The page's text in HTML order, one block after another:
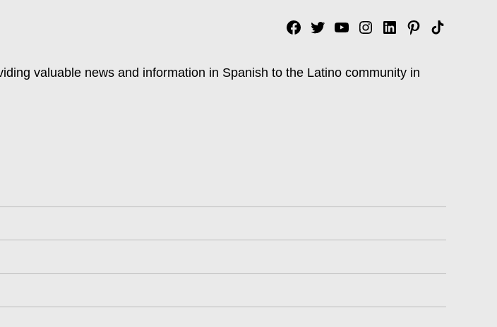
Facebook
TwitterYouTubeInstagram
Linkedin
Pinterest
Tik
valuable news and information in Spanish to the Latino community in